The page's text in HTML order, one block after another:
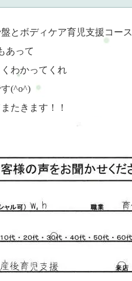
とボディケア育児支援コース
あって
わかってくれ
(^o^)
たきます！！